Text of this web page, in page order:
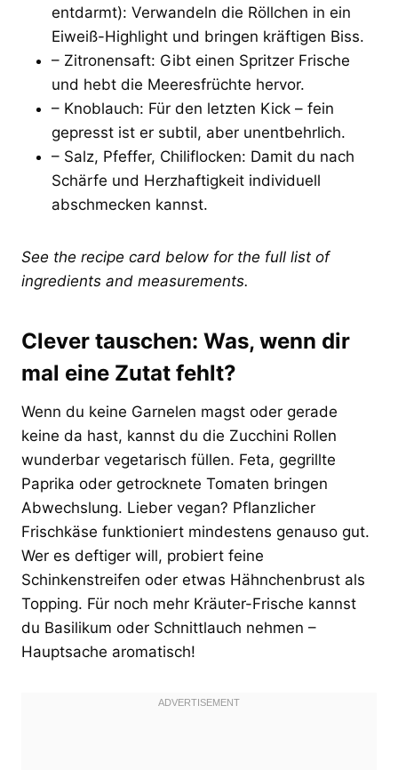
entdarmt): Verwandeln die Röllchen in ein
Eiweiß-Highlight und bringen kräftigen Biss.
– Zitronensaft: Gibt einen Spritzer Frische
und hebt die Meeresfrüchte hervor.
– Knoblauch: Für den letzten Kick – fein
gepresst ist er subtil, aber unentbehrlich.
– Salz, Pfeffer, Chiliflocken: Damit du nach
Schärfe und Herzhaftigkeit individuell
abschmecken kannst.
See the recipe card below for the full list of
ingredients and measurements.
Clever tauschen: Was, wenn dir
mal eine Zutat fehlt?
Wenn du keine Garnelen magst oder gerade
keine da hast, kannst du die Zucchini Rollen
wunderbar vegetarisch füllen. Feta, gegrillte
Paprika oder getrocknete Tomaten bringen
Abwechslung. Lieber vegan? Pflanzlicher
Frischkäse funktioniert mindestens genauso gut.
Wer es deftiger will, probiert feine
Schinkenstreifen oder etwas Hähnchenbrust als
Topping. Für noch mehr Kräuter-Frische kannst
du Basilikum oder Schnittlauch nehmen –
Hauptsache aromatisch!